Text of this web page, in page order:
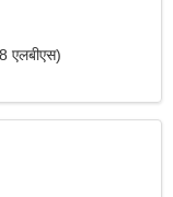
एलबीएस)